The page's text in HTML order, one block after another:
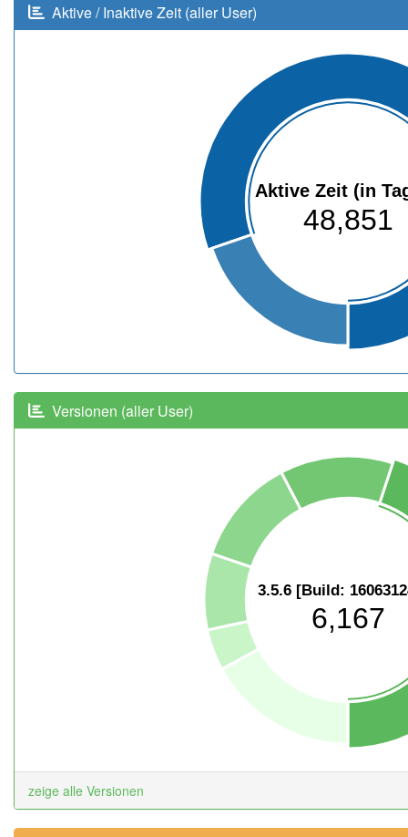
Aktive / Inaktive Zeit (aller User)
Aktive Zeit (in
48,851
Versionen (aller User)
3.5.6 [Build:
6,167
zeige alle Versionen